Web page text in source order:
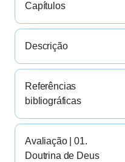
Capítulos
Descrição
Referências
bibliográficas
Avaliação | 01.
Doutrina de Deus